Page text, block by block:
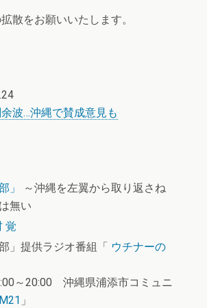
散をお願いいたします。
波…沖縄で賛成意見も
」
～沖縄を左翼から取り返さね
無い
覚
」提供ラジオ番組「
ウチナーの
～20:00 沖縄県浦添市コミュニ
」